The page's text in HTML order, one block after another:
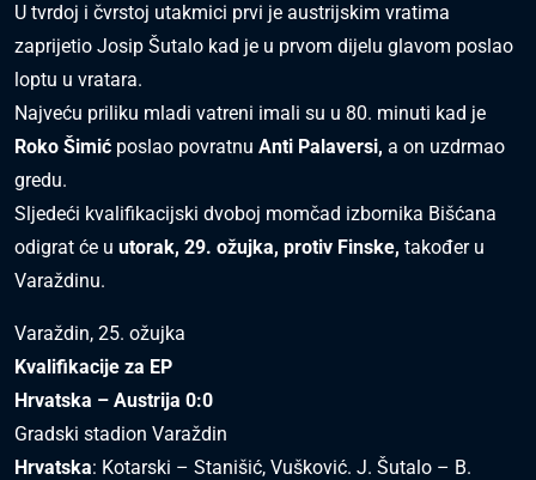
U tvrdoj i čvrstoj utakmici prvi je austrijskim vratima
zaprijetio Josip Šutalo kad je u prvom dijelu glavom poslao
loptu u vratara.
Najveću priliku mladi vatreni imali su u 80. minuti kad je
Roko Šimić poslao povratnu Anti Palaversi, a on uzdrmao
gredu.
Sljedeći kvalifikacijski dvoboj momčad izbornika Bišćana
odigrat će u utorak, 29. ožujka, protiv Finske, također u
Varaždinu.
Varaždin, 25. ožujka
Kvalifikacije za EP
Hrvatska – Austrija 0:0
Gradski stadion Varaždin
Hrvatska: Kotarski – Stanišić, Vušković. J. Šutalo – B.